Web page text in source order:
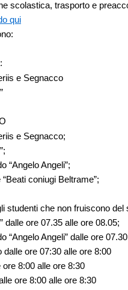
scolastica, trasporto e
qui
e Segnacco
e Segnacco;
“Angelo Angeli”;
coniugi Beltrame”;
studenti che non fruiscono
dalle ore 07.35 alle ore 08.05;
“Angelo Angeli” dalle ore
dalle ore 07:30 alle ore 8:00
ore 8:00 alle ore 8:30
ore 8:00 alle ore 8:30